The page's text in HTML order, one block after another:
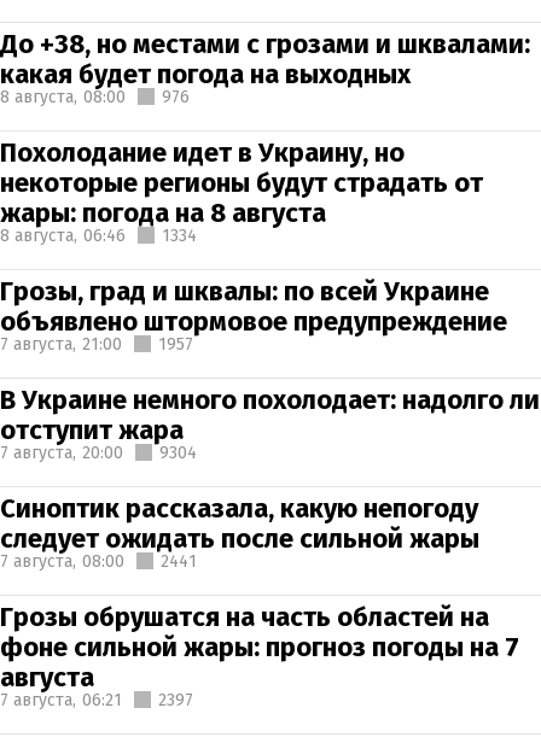
До +38, но местами с грозами и шквалами:
какая будет погода на выходных
8 августа, 08:00 976
Похолодание идет в Украину, но
некоторые регионы будут страдать от
жары: погода на 8 августа
8 августа, 06:46 1334
Грозы, град и шквалы: по всей Украине
объявлено штормовое предупреждение
7 августа, 21:00 1957
В Украине немного похолодает: надолго ли
отступит жара
7 августа, 20:00 9304
Синоптик рассказала, какую непогоду
следует ожидать после сильной жары
7 августа, 08:00 2441
Грозы обрушатся на часть областей на
фоне сильной жары: прогноз погоды на 7
августа
7 августа, 06:21 2397